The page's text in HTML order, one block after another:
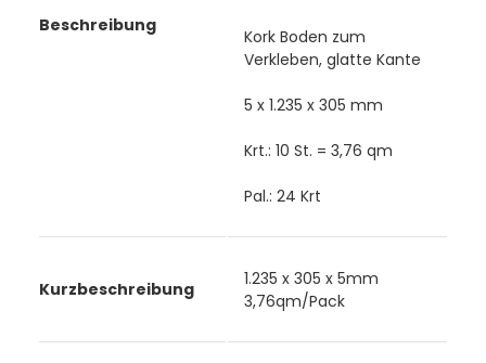
Beschreibung
Kork Boden zum
Verkleben, glatte Kante
5 x 1.235 x 305 mm
Krt.: 10 St. = 3,76 qm
Pal.: 24 Krt
Kurzbeschreibung
1.235 x 305 x 5mm
3,76qm/Pack